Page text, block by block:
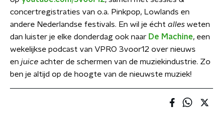
concertregistraties van o.a. Pinkpop, Lowlands en
andere Nederlandse festivals. En wil je écht alles weten
dan luister je elke donderdag ook naar De Machine, een
wekelijkse podcast van VPRO 3voor12 over nieuws
en juice achter de schermen van de muziekindustrie. Zo
ben je altijd op de hoogte van de nieuwste muziek!